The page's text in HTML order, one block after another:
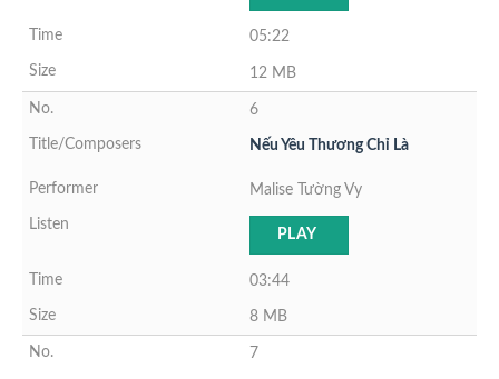
05:22
12 MB
6
Nếu Yêu Thương Chỉ Là
Malise Tường Vy
PLAY
03:44
8 MB
7